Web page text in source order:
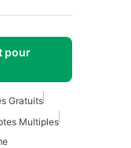
pour
Gratuits
Multiples